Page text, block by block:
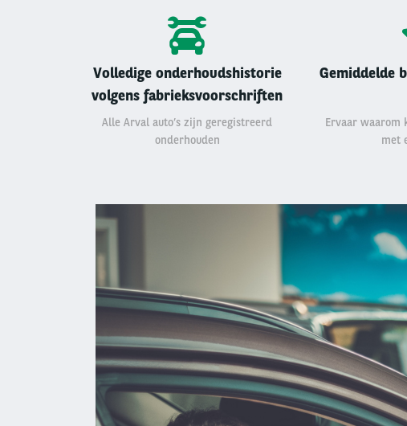
Volledige onderhoudshistorie
volgens fabrieksvoorschriften
Alle Arval auto’s zijn geregistreerd
onderhouden
Gemiddelde
Ervaar waarom
met
column